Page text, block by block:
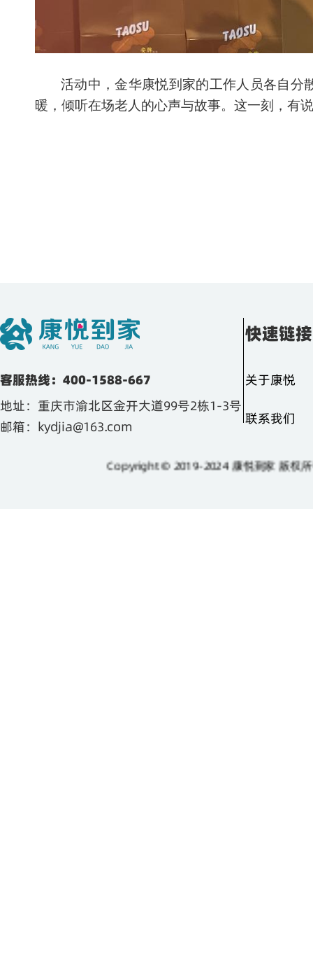
活动中，金华康悦到家的工作人员各自分
暖，倾听在场老人的心声与故事。这一刻，有
客服热线：400-1588-667
地址：重庆市渝北区金开大道99号2栋1-3号
邮箱：kydjia@163.com
快速链接
关于康悦
联系我们
Copyright © 2019-2024 康悦到家 版